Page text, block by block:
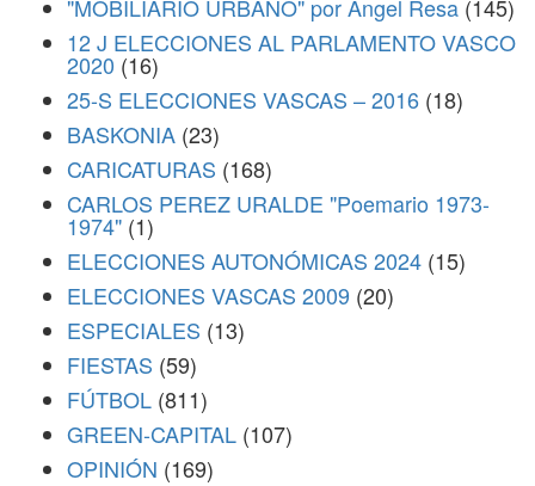
"MOBILIARIO URBANO" por Ángel Resa (145)
12 J ELECCIONES AL PARLAMENTO VASCO
2020 (16)
25-S ELECCIONES VASCAS – 2016 (18)
BASKONIA (23)
CARICATURAS (168)
CARLOS PEREZ URALDE "Poemario 1973-
1974" (1)
ELECCIONES AUTONÓMICAS 2024 (15)
ELECCIONES VASCAS 2009 (20)
ESPECIALES (13)
FIESTAS (59)
FÚTBOL (811)
GREEN-CAPITAL (107)
OPINIÓN (169)